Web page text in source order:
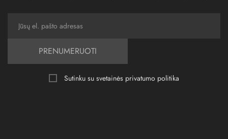
PRENUMERUOTI
Sutinku su svetainės privatumo politika